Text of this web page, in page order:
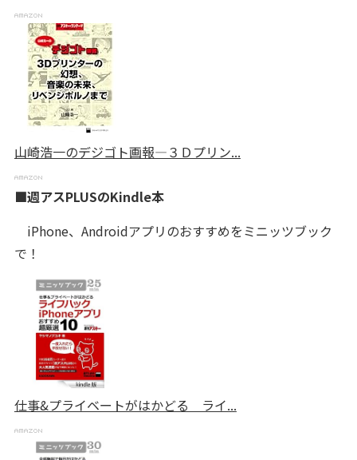
山崎浩一のデジゴト画報―３Ｄプリン...
■週アスPLUSのKindle本
iPhone、Androidアプリのおすすめをミニッツブック
で！
仕事&プライベートがはかどる ライ...